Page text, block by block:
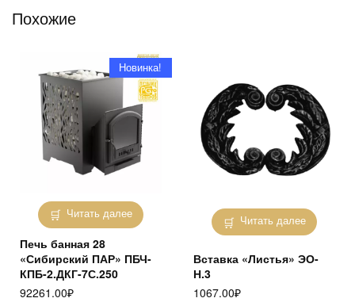
Похожие
Читать далее
Новинка!
Печь банная 28
«Сибирский ПАР» ПБЧ-
КПБ-2.ДКГ-7С.250
92261.00₽
Читать далее
Вставка «Листья» ЭО-
Н.3
1067.00₽